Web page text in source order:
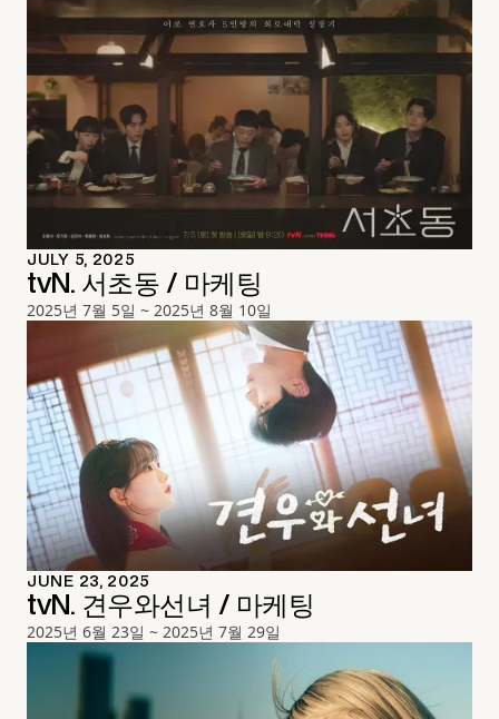
JULY 5, 2025
tvN. 서초동 / 마케팅
2025년 7월 5일 ~ 2025년 8월 10일
JUNE 23, 2025
tvN. 견우와선녀 / 마케팅
2025년 6월 23일 ~ 2025년 7월 29일